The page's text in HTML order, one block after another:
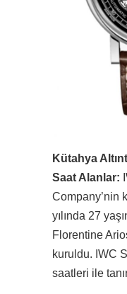
Kütahya
Saat Alanlar:
Company’nin
yılında 27
Florentine
kuruldu. IWC
saatleri ile